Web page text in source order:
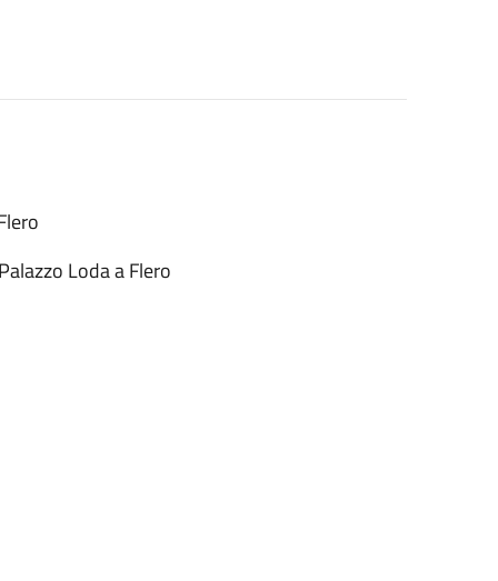
Loda a Flero